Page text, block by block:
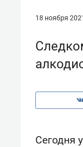
18 ноября
Сегодня